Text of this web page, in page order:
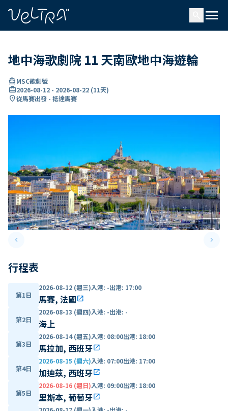
menu
地中海歌劇院 11 天南歐地中海遊輪
directions_boatMSC歌劇號
card_travel2026-08-12 - 2026-08-22 (11天)
location_on從馬賽出發 - 抵達馬賽
keyboard_arrow_leftPrevious slide keyboard_arrow_right
行程表
第1日
2026-08-12 (週三)入港: -出港: 17:00
馬賽, 法國open_in_new
第2日
2026-08-13 (週四)入港: -出港: -
海上
第3日
2026-08-14 (週五)入港: 08:00出港: 18:00
馬拉加, 西班牙open_in_new
第4日
2026-08-15 (週六)入港: 07:00出港: 17:00
加迪茲, 西班牙open_in_new
第5日
2026-08-16 (週日)入港: 09:00出港: 18:00
里斯本, 葡萄牙open_in_new